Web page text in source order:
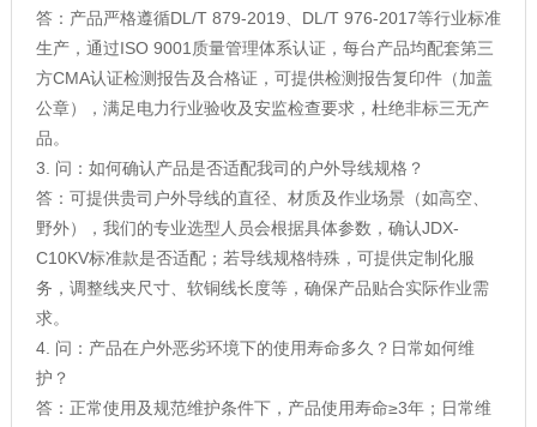
答：产品严格遵循DL/T 879-2019、DL/T 976-2017等行业标准
生产，通过ISO 9001质量管理体系认证，每台产品均配套第三
方CMA认证检测报告及合格证，可提供检测报告复印件（加盖
公章），满足电力行业验收及安监检查要求，杜绝非标三无产
品。
3. 问：如何确认产品是否适配我司的户外导线规格？
答：可提供贵司户外导线的直径、材质及作业场景（如高空、
野外），我们的专业选型人员会根据具体参数，确认JDX-
C10KV标准款是否适配；若导线规格特殊，可提供定制化服
务，调整线夹尺寸、软铜线长度等，确保产品贴合实际作业需
求。
4. 问：产品在户外恶劣环境下的使用寿命多久？日常如何维
护？
答：正常使用及规范维护条件下，产品使用寿命≥3年；日常维